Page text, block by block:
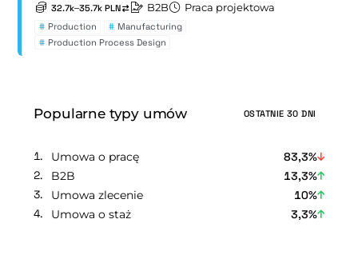
32.7k–35.7k PLN B2B Praca projektowa
# Production # Manufacturing
# Production Process Design
Popularne typy umów OSTATNIE 30 DNI
Umowa o pracę
83,3%
B2B
13,3%
Umowa zlecenie
10%
Umowa o staż
3,3%